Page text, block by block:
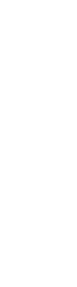
в рубчик
(черный)